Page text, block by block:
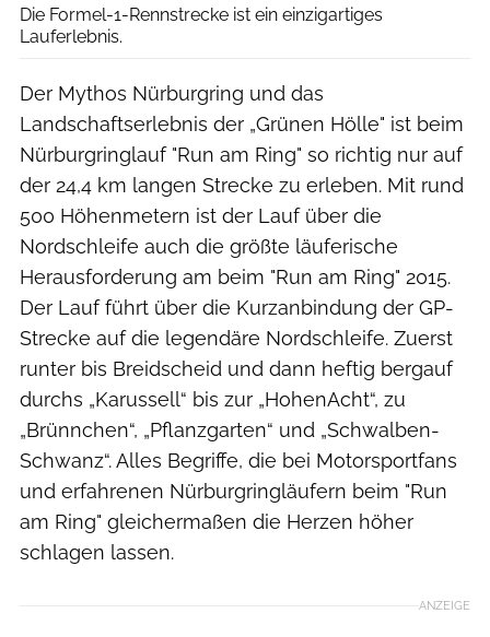
Die Formel-1-Rennstrecke ist ein einzigartiges
Lauferlebnis.
Der Mythos Nürburgring und das
Landschaftserlebnis der „Grünen Hölle" ist beim
Nürburgringlauf "Run am Ring" so richtig nur auf
der 24,4 km langen Strecke zu erleben. Mit rund
500 Höhenmetern ist der Lauf über die
Nordschleife auch die größte läuferische
Herausforderung am beim "Run am Ring" 2015.
Der Lauf führt über die Kurzanbindung der GP-
Strecke auf die legendäre Nordschleife. Zuerst
runter bis Breidscheid und dann heftig bergauf
durchs „Karussell“ bis zur „HohenAcht“, zu
„Brünnchen“, „Pflanzgarten“ und „Schwalben-
Schwanz“. Alles Begriffe, die bei Motorsportfans
und erfahrenen Nürburgringläufern beim "Run
am Ring" gleichermaßen die Herzen höher
schlagen lassen.
ANZEIGE